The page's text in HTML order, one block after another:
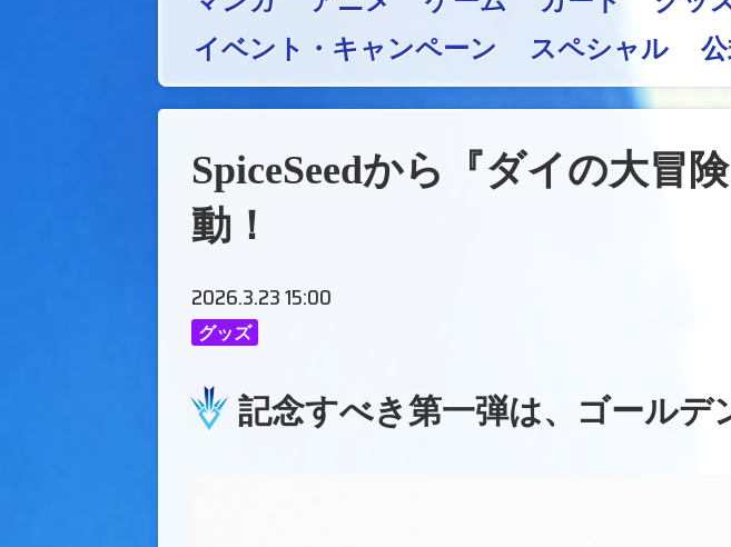
イベント・キャンペーン
スペシャル
SpiceSeedから『ダイの大冒
動！
2026.3.23 15:00
グッズ
記念すべき第一弾は、ゴールデ